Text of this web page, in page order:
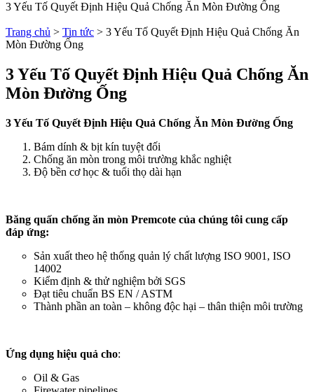
3 Yếu Tố Quyết Định Hiệu Quả Chống Ăn Mòn Đường Ống
Trang chủ > Tin tức > 3 Yếu Tố Quyết Định Hiệu Quả Chống Ăn
Mòn Đường Ống
3 Yếu Tố Quyết Định Hiệu Quả Chống Ăn
Mòn Đường Ống
3 Yếu Tố Quyết Định Hiệu Quả Chống Ăn Mòn Đường Ống
Bám dính & bịt kín tuyệt đối
Chống ăn mòn trong môi trường khắc nghiệt
Độ bền cơ học & tuổi thọ dài hạn
Băng quấn chống ăn mòn Premcote của chúng tôi cung cấp
đáp ứng:
Sản xuất theo hệ thống quản lý chất lượng ISO 9001, ISO
14002
Kiểm định & thử nghiệm bởi SGS
Đạt tiêu chuẩn BS EN / ASTM
Thành phần an toàn – không độc hại – thân thiện môi trường
Ứng dụng hiệu quả cho:
Oil & Gas